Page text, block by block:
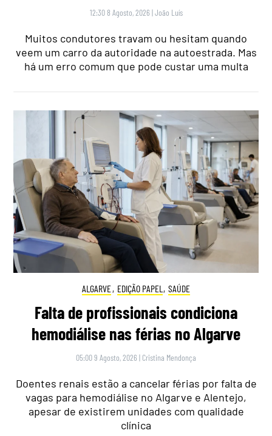
12:30 8 Agosto, 2026 |João Luís
Muitos condutores travam ou hesitam quando
veem um carro da autoridade na autoestrada. Mas
há um erro comum que pode custar uma multa
ALGARVE, EDIÇÃO PAPEL , SAÚDE
Falta de profissionais condiciona
hemodiálise nas férias no Algarve
05:00 9 Agosto, 2026 | Cristina Mendonça
Doentes renais estão a cancelar férias por falta de
vagas para hemodiálise no Algarve e Alentejo,
apesar de existirem unidades com qualidade
clínica